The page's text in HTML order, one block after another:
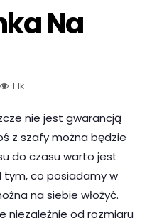
Na
1.1k
nie jest gwarancją
z szafy można będzie
do czasu warto jest
tym, co posiadamy w
na siebie włożyć.
niezależnie od rozmiaru